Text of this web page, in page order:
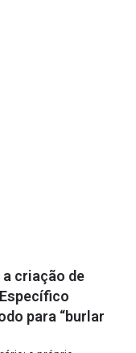
a criação de
para “burlar